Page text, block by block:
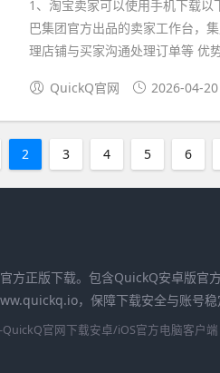
1、淘宝卖家可以使用手机下载
巴集团官方出品的卖家工作台，
理店铺与买家沟通处理订单等 优
QuickQ官网 2026-04-20
2 3 4 5 6
方正版下载。包含QuickQ安卓版官
，保障下载安全与账号稳
官网下载安卓/iOS官方电脑客户端